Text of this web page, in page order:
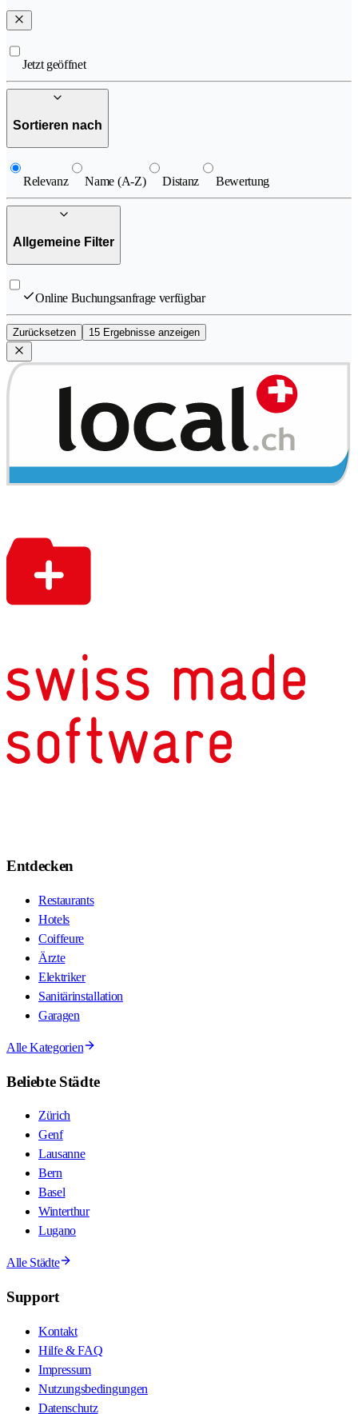
Jetzt geöffnet
Sortieren nach
Relevanz Name (A-Z) Distanz Bewertung
Allgemeine Filter
Online Buchungsanfrage verfügbar
Zurücksetzen 15 Ergebnisse anzeigen
Entdecken
Restaurants
Hotels
Coiffeure
Ärzte
Elektriker
Sanitärinstallation
Garagen
Alle Kategorien
Beliebte Städte
Zürich
Genf
Lausanne
Bern
Basel
Winterthur
Lugano
Alle Städte
Support
Kontakt
Hilfe & FAQ
Impressum
Nutzungsbedingungen
Datenschutz